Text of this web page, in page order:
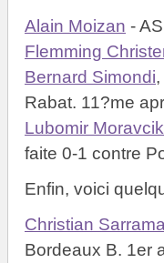
Alain Moizan -
Flemming
Bernard Simondi
Rabat. 11?me
Lubomir Moravcik
faite 0-1 contre
Enfin, voici
Christian
Bordeaux B. 1er